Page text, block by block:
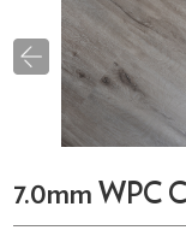
7.0mm WPC